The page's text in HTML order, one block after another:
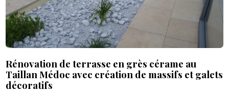
Rénovation de terrasse en grès cérame au
Taillan Médoc avec création de massifs et galets
décoratifs